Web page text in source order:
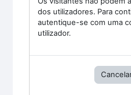
dos utilizadores. Para
autentique-se com uma
utilizador.